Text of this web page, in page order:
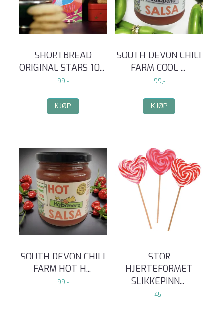
SHORTBREAD
ORIGINAL STARS 10...
99,-
KJØP
SOUTH DEVON CHILI
FARM COOL ...
99,-
KJØP
SOUTH DEVON CHILI
FARM HOT H...
99,-
STOR
HJERTEFORMET
SLIKKEPINN...
45,-